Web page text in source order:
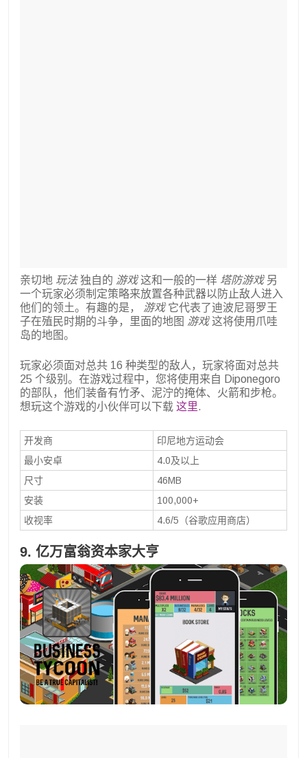
亲切地 玩法独自的 游戏这和一般的一样 塔防游戏另
一个玩家必须制定策略来放置各种武器以防止敌人进入
他们的领土。有趣的是，
游戏它代表了迪波尼哥罗王
子在殖民时期的斗争，里面的地图 游戏这将使用爪哇
岛的地图。
玩家必须面对总共 16 种类型的敌人，玩家将面对总共
25 个级别。在游戏过程中，您将使用来自 Diponegoro
的部队，他们装备有竹矛、泥泞的掩体、火箭和步枪。
想玩这个游戏的小伙伴可以下载 这里.
开发商
印尼地方运动会
最小安卓
4.0及以上
尺寸
46MB
安装
100,000+
收视率
4.6/5（谷歌应用商店）
9. 亿万富翁资本家大亨